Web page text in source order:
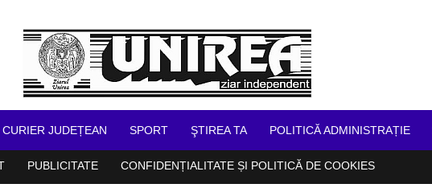
CURIER JUDEȚEAN SPORT ŞTIREA TA POLITICĂ ADMINISTRAȚIE
PUBLICITATE CONFIDENȚIALITATE ȘI POLITICĂ DE COOKIES